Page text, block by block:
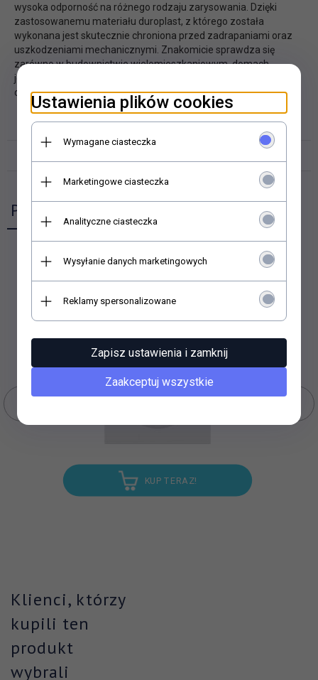
wysoka odporność na różnego rodzaju zarysowania. Dzięki
zastosowanemu materiału duroplast, z którego została
wykonana jest skutecznie chroniona przed zadrapaniami oraz
uszkodzeniami mechanicznymi. Znakomicie sprawdza się
zarówno w budownictwie wielomieszkaniowym, domach
jednorodzinnych czy w budynkach komercyjnych, podkreślając
charakter każdego pomieszczenia.
DANE TECHNICZNE
Polecamy
BERKER KW. EL CENTRAL GN.POJ.
8,78 PLN
KUP TERAZ!
Klienci, którzy
kupili ten
produkt
wybrali
Ustawienia plików cookies
Wymagane ciasteczka
Marketingowe ciasteczka
Analityczne ciasteczka
Wysyłanie danych marketingowych
Reklamy spersonalizowane
Zapisz ustawienia i zamknij
Zaakceptuj wszystkie